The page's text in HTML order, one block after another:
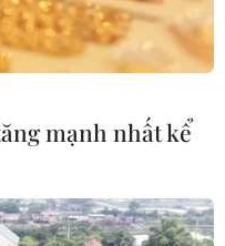
địch
mạnh nhất kể